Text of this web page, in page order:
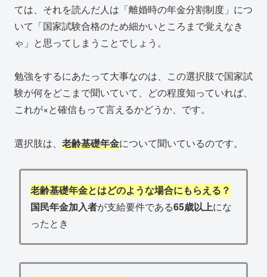
ては、それを読んだ人は「離婚時の年金分割制度」につ
いて「国家試験合格のため細かいところまで覚えなき
ゃ」と思ってしまうことでしょう。
勉強をするにあたって大事なのは、この選択肢で国家試
験が何をどこまで聞いていて、どの程度知っていれば、
これが×と確信もって言えるかどうか、です。
選択肢は、 老齢基礎年金について聞いているのです。
老齢基礎年金とはどのような場合にもらえる？
国民年金加入者が支給要件である65歳以上にな
ったとき